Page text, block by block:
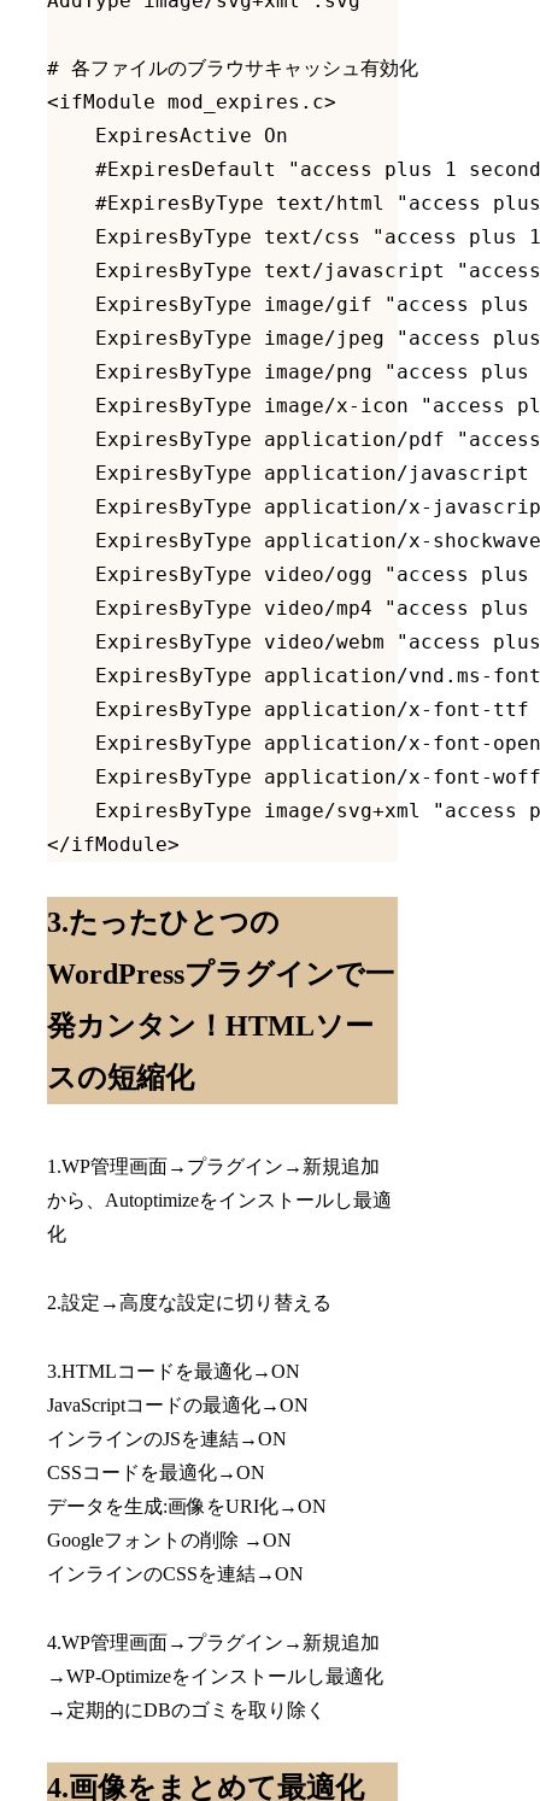
# 各ファイルのブラウサキャッシュ有効化
<ifModule mod_expires.c>
    ExpiresActive On
#ExpiresDefault "access plus 1
#ExpiresByType text/html "access
ExpiresByType text/css "access plus
ExpiresByType text/javascript
ExpiresByType image/gif "access plus
ExpiresByType image/jpeg "access
ExpiresByType image/png "access plus
ExpiresByType image/x-icon "access
ExpiresByType application/pdf
ExpiresByType application/javascript
ExpiresByType application/x-
ExpiresByType application/x-
ExpiresByType video/ogg "access plus
ExpiresByType video/mp4 "access plus
ExpiresByType video/webm "access
ExpiresByType application/vnd.ms-
ExpiresByType application/x-font-ttf
ExpiresByType application/x-font-
ExpiresByType application/x-font-
ExpiresByType image/svg+xml "access
3.たったひとつの
WordPressプラグインで一
発カンタン！HTMLソー
スの短縮化
1.WP管理画面→プラグイン→新規追加
から、Autoptimizeをインストールし最適
化
2.設定→高度な設定に切り替える
3.HTMLコードを最適化→ON
JavaScriptコードの最適化→ON
インラインのJSを連結→ON
CSSコードを最適化→ON
データを生成:画像をURI化→ON
Googleフォントの削除 →ON
インラインのCSSを連結→ON
4.WP管理画面→プラグイン→新規追加
→WP-Optimizeをインストールし最適化
→定期的にDBのゴミを取り除く
4.画像をまとめて最適化